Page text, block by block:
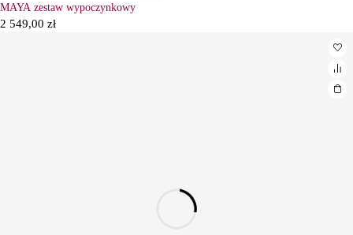
MAYA zestaw wypoczynkowy
2 549,00 zł